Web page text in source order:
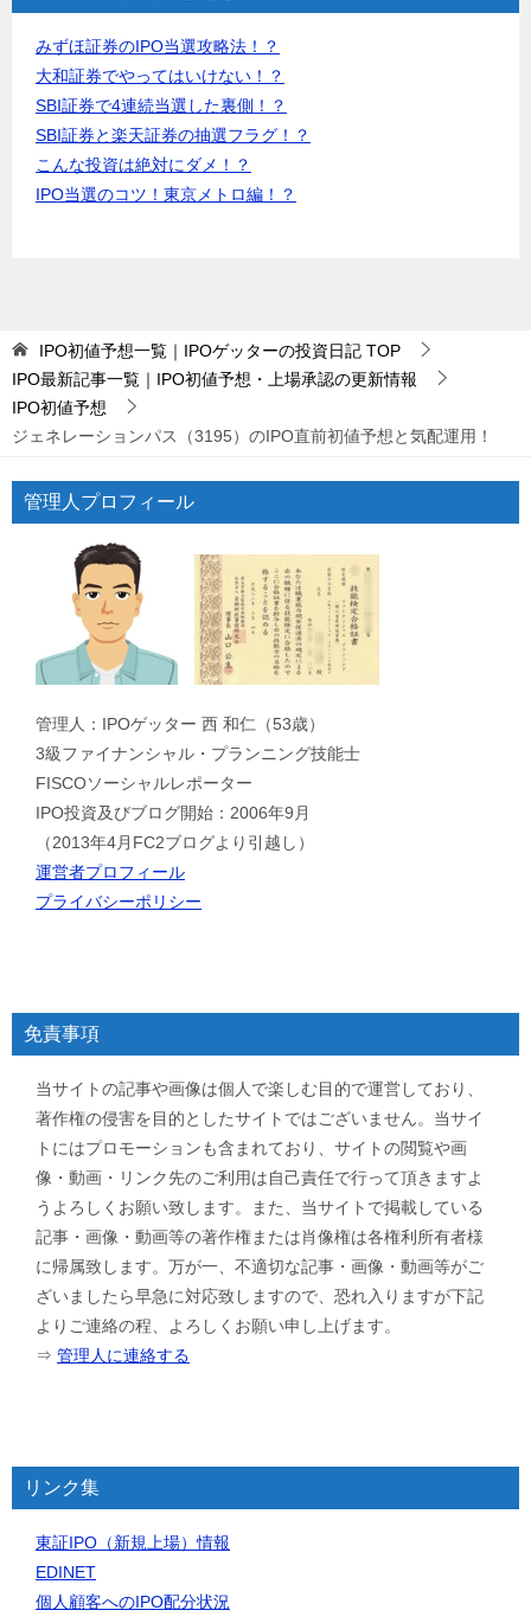
みずほ証券のIPO当選攻略法！？
大和証券でやってはいけない！？
SBI証券で4連続当選した裏側！？
SBI証券と楽天証券の抽選フラグ！？
こんな投資は絶対にダメ！？
IPO当選のコツ！東京メトロ編！？
IPO初値予想一覧｜IPOゲッターの投資日記 TOP
IPO最新記事一覧｜IPO初値予想・上場承認の更新情報
IPO初値予想
ジェネレーションパス（3195）のIPO直前初値予想と気配運用！
管理人プロフィール
管理人：IPOゲッター 西 和仁（53歳）
3級ファイナンシャル・プランニング技能士
FISCOソーシャルレポーター
IPO投資及びブログ開始：2006年9月
（2013年4月FC2ブログより引越し）
運営者プロフィール
プライバシーポリシー
免責事項
当サイトの記事や画像は個人で楽しむ目的で運営しており、
著作権の侵害を目的としたサイトではございません。当サイ
トにはプロモーションも含まれており、サイトの閲覧や画
像・動画・リンク先のご利用は自己責任で行って頂きますよ
うよろしくお願い致します。また、当サイトで掲載している
記事・画像・動画等の著作権または肖像権は各権利所有者様
に帰属致します。万が一、不適切な記事・画像・動画等がご
ざいましたら早急に対応致しますので、恐れ入りますが下記
よりご連絡の程、よろしくお願い申し上げます。
⇒ 管理人に連絡する
リンク集
東証IPO（新規上場）情報
EDINET
個人顧客へのIPO配分状況